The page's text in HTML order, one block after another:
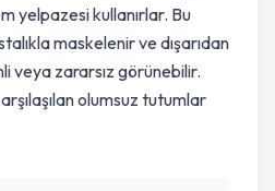
yelpazesi kullanırlar. Bu
maskelenir ve dışarıdan
veya zararsız görünebilir.
olumsuz tutumlar